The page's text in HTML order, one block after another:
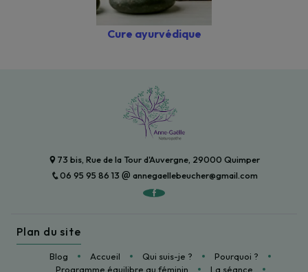
Cure ayurvédique
73 bis, Rue de la Tour d'Auvergne, 29000 Quimper
06 95 95 86 13
annegaellebeucher@gmail.com
Plan du site
Blog Accueil Qui suis-je ?
Pourquoi ?
Programme équilibre au féminin
La séance